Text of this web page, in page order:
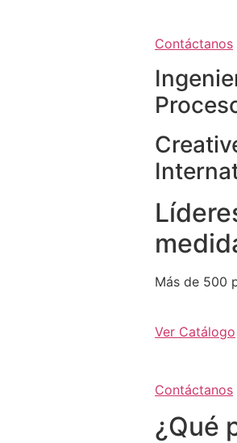
Contáctanos
Más de 500
Ver Catálogo
Contáctanos
¿Qué